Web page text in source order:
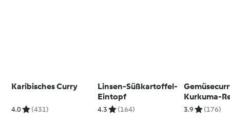
Karibisches Curry
4.0 (431)
Linsen-Süßkartoffel-
Eintopf
4.3 (164)
Kurkuma-
3.9 (176)